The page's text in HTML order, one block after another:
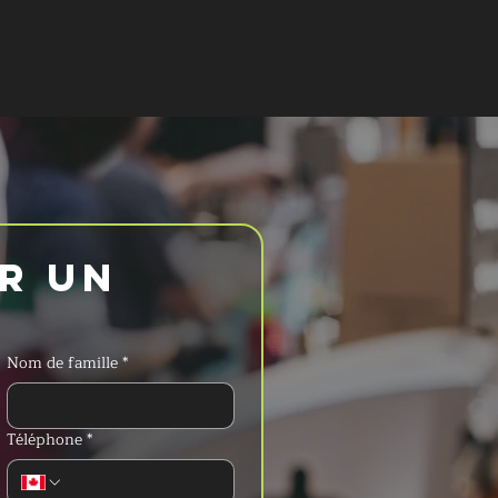
un
Nom de famille*
Téléphone*